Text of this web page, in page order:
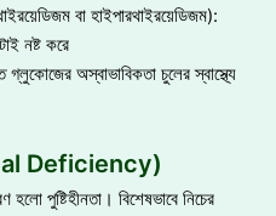
বা হাইপারথাইরয়েডিজম):
নষ্ট করে
গ্লুকোজের অস্বাভাবিকতা চুলের স্বাস্থ্যে
Deficiency)
পুষ্টিহীনতা। বিশেষভাবে নিচের